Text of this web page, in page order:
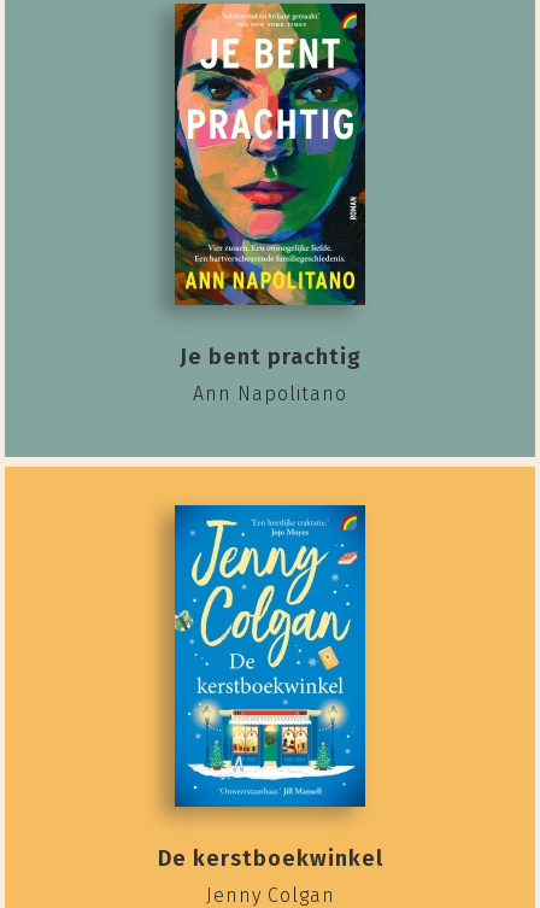
Je bent prachtig
Ann Napolitano
De kerstboekwinkel
Jenny Colgan